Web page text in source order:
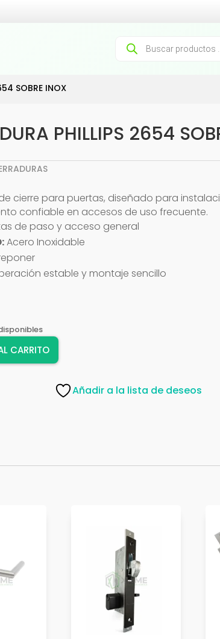
Búsqueda
productos
SOBRE INOX
PHILLIPS 2654
cierre para puertas, diseñado para
confiable en accesos de uso frecuente.
de paso y acceso general
Acero Inoxidable
estable y montaje sencillo
CARRITO
Añadir a la lista de deseos